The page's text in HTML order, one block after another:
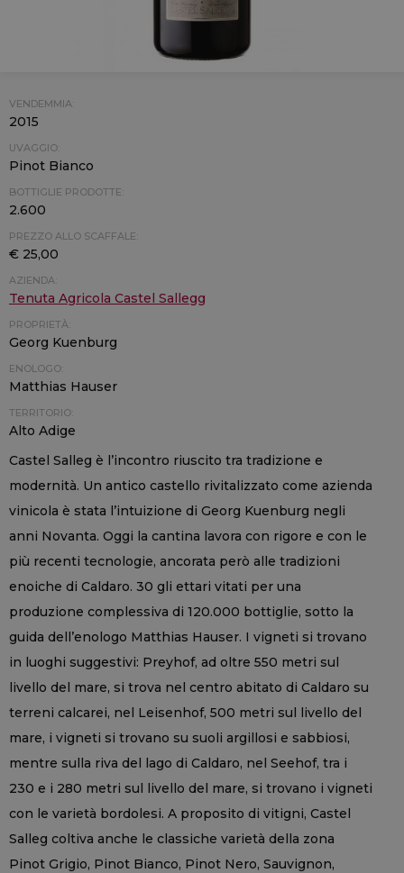
VENDEMMIA:
2015
UVAGGIO:
Pinot Bianco
BOTTIGLIE PRODOTTE:
2.600
PREZZO ALLO SCAFFALE:
€ 25,00
AZIENDA:
Tenuta Agricola Castel Sallegg
PROPRIETÀ:
Georg Kuenburg
ENOLOGO:
Matthias Hauser
TERRITORIO:
Alto Adige
Castel Salleg è l’incontro riuscito tra tradizione e
modernità. Un antico castello rivitalizzato come azienda
vinicola è stata l’intuizione di Georg Kuenburg negli
anni Novanta. Oggi la cantina lavora con rigore e con le
più recenti tecnologie, ancorata però alle tradizioni
enoiche di Caldaro. 30 gli ettari vitati per una
produzione complessiva di 120.000 bottiglie, sotto la
guida dell’enologo Matthias Hauser. I vigneti si trovano
in luoghi suggestivi: Preyhof, ad oltre 550 metri sul
livello del mare, si trova nel centro abitato di Caldaro su
terreni calcarei, nel Leisenhof, 500 metri sul livello del
mare, i vigneti si trovano su suoli argillosi e sabbiosi,
mentre sulla riva del lago di Caldaro, nel Seehof, tra i
230 e i 280 metri sul livello del mare, si trovano i vigneti
con le varietà bordolesi. A proposito di vitigni, Castel
Salleg coltiva anche le classiche varietà della zona
Pinot Grigio, Pinot Bianco, Pinot Nero, Sauvignon,